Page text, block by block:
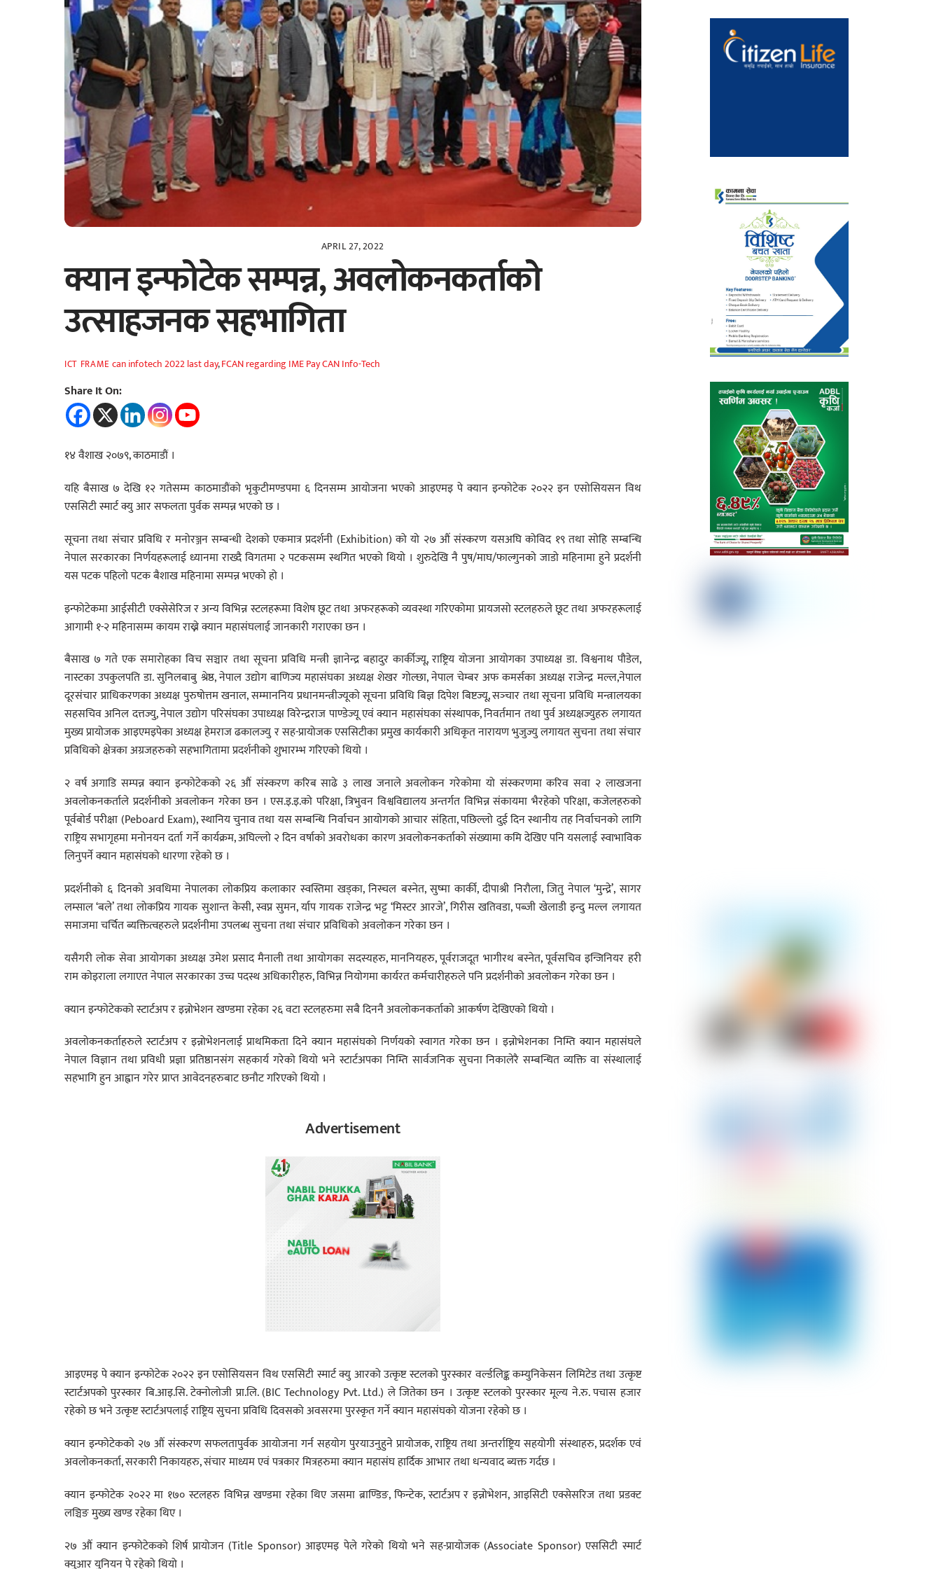
APRIL 27, 2022
क्यान इन्फोटेक सम्पन्न, अवलोकनकर्ताको
उत्साहजनक सहभागिता
ICT FRAME can infotech 2022 last day,FCAN regarding IME Pay CAN Info-Tech
Share It On:
१४ वैशाख २०७९, काठमाडौं ।
यहि बैसाख ७ देखि १२ गतेसम्म काठमाडौंको भृकुटीमण्डपमा ६ दिनसम्म आयोजना भएको आइएमइ पे क्यान इन्फोटेक २०२२ इन एसोसियसन विथ
एससिटी स्मार्ट क्यु आर सफलता पुर्वक सम्पन्न भएको छ ।
सूचना तथा संचार प्रविधि र मनोरञ्जन सम्बन्धी देशको एकमात्र प्रदर्शनी (Exhibition) को यो २७ औं संस्करण यसअघि कोविद १९ तथा सोहि सम्बन्धि
नेपाल सरकारका निर्णयहरूलाई ध्यानमा राख्दै विगतमा २ पटकसम्म स्थगित भएको थियो । शुरुदेखि नै पुष/माघ/फाल्गुनको जाडो महिनामा हुने प्रदर्शनी
यस पटक पहिलो पटक बैशाख महिनामा सम्पन्न भएको हो ।
इन्फोटेकमा आईसीटी एक्सेसेरिज र अन्य विभिन्न स्टलहरूमा विशेष छूट तथा अफरहरूको व्यवस्था गरिएकोमा प्रायजसो स्टलहरुले छूट तथा अफरहरूलाई
आगामी १-२ महिनासम्म कायम राख्ने क्यान महासंघलाई जानकारी गराएका छन ।
बैसाख ७ गते एक समारोहका विच सञ्चार तथा सूचना प्रविधि मन्त्री ज्ञानेन्द्र बहादुर कार्कीज्यू, राष्ट्रिय योजना आयोगका उपाध्यक्ष डा. विश्वनाथ पौडेल,
नास्टका उपकुलपति डा. सुनिलबाबु श्रेष्ठ, नेपाल उद्योग बाणिज्य महासंघका अध्यक्ष शेखर गोल्छा, नेपाल चेम्बर अफ कमर्सका अध्यक्ष राजेन्द्र मल्ल,नेपाल
दूरसंचार प्राधिकरणका अध्यक्ष पुरुषोत्तम खनाल, सम्माननिय प्रधानमन्त्रीज्यूको सूचना प्रविधि बिज्ञ दिपेश बिष्टज्यू, सञ्‍चार तथा सूचना प्रविधि मन्त्रालयका
सहसचिव अनिल दत्तज्यु, नेपाल उद्योग परिसंघका उपाध्यक्ष विरेन्द्रराज पाण्डेज्यू एवं क्यान महासंघका संस्थापक, निवर्तमान तथा पुर्व अध्यक्षज्युहरु लगायत
मुख्य प्रायोजक आइएमइपेका अध्यक्ष हेमराज ढकालज्यु र सह-प्रायोजक एससिटीका प्रमुख कार्यकारी अधिकृत नारायण भुजुज्यु लगायत सुचना तथा संचार
प्रविधिको क्षेत्रका अग्रजहरुको सहभागितामा प्रदर्शनीको शुभारम्भ गरिएको थियो ।
२ वर्ष अगाडि सम्पन्न क्यान इन्फोटेकको २६ औं संस्करण करिब साढे ३ लाख जनाले अवलोकन गरेकोमा यो संस्करणमा करिव सवा २ लाखजना
अवलोकनकर्ताले प्रदर्शनीको अवलोकन गरेका छन । एस.इ.इ.को परिक्षा, त्रिभुवन विश्वविद्यालय अन्तर्गत विभिन्न संकायमा भैरहेको परिक्षा, कजेलहरुको
पूर्वबोर्ड परीक्षा (Peboard Exam), स्थानिय चुनाव तथा यस सम्बन्धि निर्वाचन आयोगको आचार संहिता, पछिल्लो दुई दिन स्थानीय तह निर्वाचनको लागि
राष्ट्रिय सभागृहमा मनोनयन दर्ता गर्ने कार्यक्रम, अघिल्लो २ दिन वर्षाको अवरोधका कारण अवलोकनकर्ताको संख्यामा कमि देखिए पनि यसलाई स्वाभाविक
लिनुपर्ने क्यान महासंघको धारणा रहेको छ ।
प्रदर्शनीको ६ दिनको अवधिमा नेपालका लोकप्रिय कलाकार स्वस्तिमा खड्का, निस्चल बस्नेत, सुष्मा कार्की, दीपाश्री निरौला, जितु नेपाल ‘मुन्द्रे’, सागर
लम्साल ‘बले’ तथा लोकप्रिय गायक सुशान्त केसी, स्वप्न सुमन, र्याप गायक राजेन्द्र भट्ट ‘मिस्टर आरजे’, गिरीस खतिवडा, पब्जी खेलाडी इन्दु मल्ल लगायत
समाजमा चर्चित ब्यक्तित्वहरुले प्रदर्शनीमा उपलब्ध सुचना तथा संचार प्रविधिको अवलोकन गरेका छन ।
यसैगरी लोक सेवा आयोगका अध्यक्ष उमेश प्रसाद मैनाली तथा आयोगका सदस्यहरु, माननियहरु, पूर्वराजदूत भागीरथ बस्नेत, पूर्वसचिव इन्जिनियर हरी
राम कोइराला लगाएत नेपाल सरकारका उच्च पदस्थ अधिकारीहरु, विभिन्न नियोगमा कार्यरत कर्मचारीहरुले पनि प्रदर्शनीको अवलोकन गरेका छन ।
क्यान इन्फोटेकको स्टार्टअप र इन्नोभेशन खण्डमा रहेका २६ वटा स्टलहरुमा सबै दिननै अवलोकनकर्ताको आकर्षण देखिएको थियो ।
अवलोकनकर्ताहरुले स्टार्टअप र इन्नोभेशनलाई प्राथमिकता दिने क्यान महासंघको निर्णयको स्वागत गरेका छन । इन्नोभेशनका निम्ति क्यान महासंघले
नेपाल विज्ञान तथा प्रविधी प्रज्ञा प्रतिष्ठानसंग सहकार्य गरेको थियो भने स्टार्टअपका निम्ति सार्वजनिक सुचना निकालेरै सम्बन्धित व्यक्ति वा संस्थालाई
सहभागि हुन आह्वान गरेर प्राप्त आवेदनहरुबाट छनौट गरिएको थियो ।
Advertisement
आइएमइ पे क्यान इन्फोटेक २०२२ इन एसोसियसन विथ एससिटी स्मार्ट क्यु आरको उत्कृष्ट स्टलको पुरस्कार वर्ल्डलिङ्क कम्युनिकेसन लिमिटेड तथा उत्कृष्ट
स्टार्टअपको पुरस्कार बि.आइ.सि. टेक्नोलोजी प्रा.लि. (BIC Technology Pvt. Ltd.) ले जितेका छन । उत्कृष्ट स्टलको पुरस्कार मूल्य ने.रु. पचास हजार
रहेको छ भने उत्कृष्ट स्टार्टअपलाई राष्ट्रिय सुचना प्रविधि दिवसको अवसरमा पुरस्कृत गर्ने क्यान महासंघको योजना रहेको छ ।
क्यान इन्फोटेकको २७ औं संस्करण सफलतापुर्वक आयोजना गर्न सहयोग पुरयाउनुहुने प्रायोजक, राष्ट्रिय तथा अन्तर्राष्ट्रिय सहयोगी संस्थाहरु, प्रदर्शक एवं
अवलोकनकर्ता, सरकारी निकायहरु, संचार माध्यम एवं पत्रकार मित्रहरुमा क्यान महासंघ हार्दिक आभार तथा धन्यवाद ब्यक्त गर्दछ ।
क्यान इन्फोटेक २०२२ मा १७० स्टलहरु विभिन्न खण्डमा रहेका थिए जसमा ब्राण्डिङ, फिन्टेक, स्टार्टअप र इन्नोभेशन, आइसिटी एक्सेसरिज तथा प्रडक्ट
लञ्चिङ मुख्य खण्ड रहेका थिए ।
२७ औं क्यान इन्फोटेकको शिर्ष प्रायोजन (Title Sponsor) आइएमइ पेले गरेको थियो भने सह-प्रायोजक (Associate Sponsor) एससिटी स्मार्ट
क्युआर युनियन पे रहेको थियो ।